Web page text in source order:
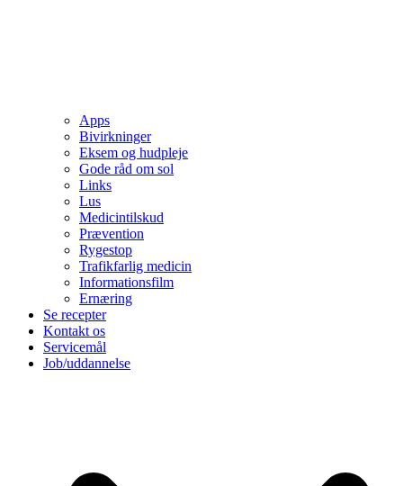
Apps
Bivirkninger
Eksem og hudpleje
Gode råd om sol
Links
Lus
Medicintilskud
Prævention
Rygestop
Trafikfarlig medicin
Informationsfilm
Ernæring
Se recepter
Kontakt os
Servicemål
Job/uddannelse